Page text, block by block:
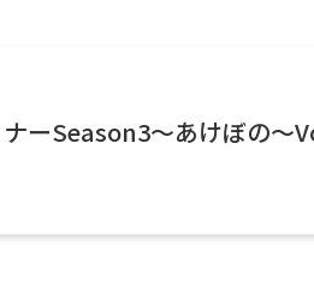
ナーSeason3～あけぼの～